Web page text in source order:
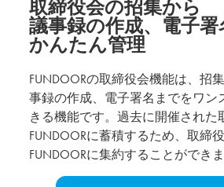
取締役会の招集から
議事録の作成、電子
かんたん管理
FUNDOORの取締役会機能は、招
事録の作成、電子署名までをワン
きる機能です。過去に開催された
FUNDOORに蓄積するため、取締
FUNDOORに集約することができま